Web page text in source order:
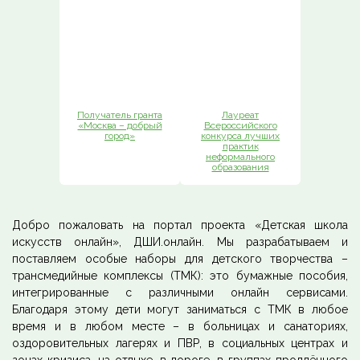
Получатель гранта
«Москва – добрый
город»
Лауреат
Всероссийского
конкурса лучших
практик
неформального
образования
Добро пожаловать на портал проекта «Детская школа
искусств онлайн», ДШИ.онлайн. Мы разрабатываем и
поставляем особые наборы для детского творчества –
трансмедийные комплексы (ТМК): это бумажные пособия,
интегрированные с различными онлайн сервисами.
Благодаря этому дети могут заниматься с ТМК в любое
время и в любом месте – в больницах и санаториях,
оздоровительных лагерях и ПВР, в социальных центрах и